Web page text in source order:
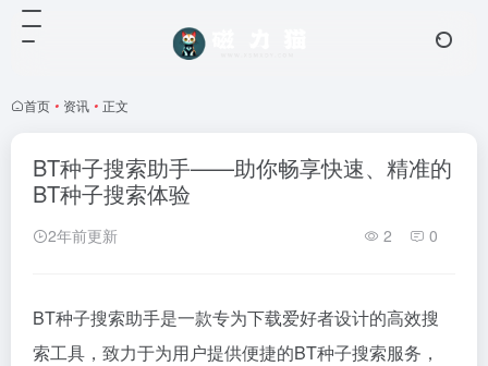
首页 • 资讯 • 正文
BT种子搜索助手——助你畅享快速、精准的
BT种子搜索体验
2年前更新 2 0
BT种子搜索助手是一款专为下载爱好者设计的高效搜
索工具，致力于为用户提供便捷的BT种子搜索服务，